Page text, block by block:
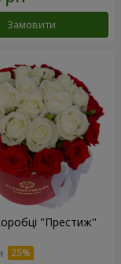
Замовити
"Престиж"